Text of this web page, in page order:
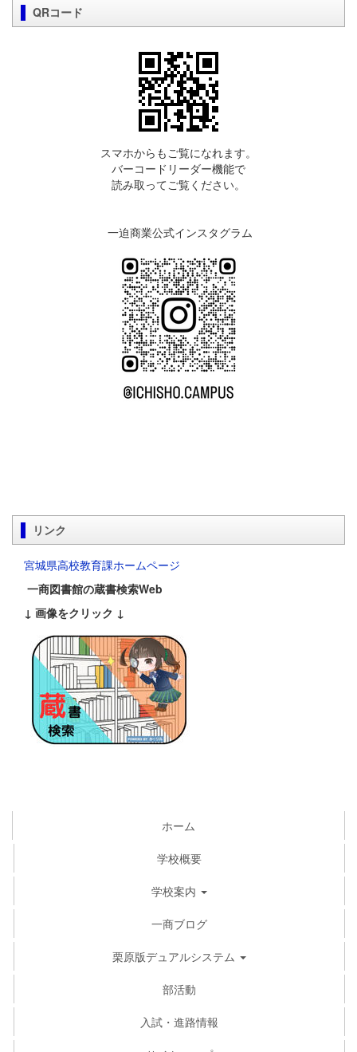
QRコード
スマホからもご覧になれます。
バーコードリーダー機能で
読み取ってご覧ください。
一迫商業公式インスタグラム
リンク
宮城県高校教育課ホームページ
一商図書館の蔵書検索Web
↓ 画像をクリック ↓
ホーム
学校概要
学校案内
一商ブログ
栗原版デュアルシステム
部活動
入試・進路情報